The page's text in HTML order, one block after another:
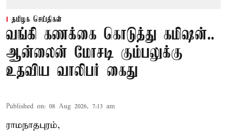
தமிழக செய்திகள்
வங்கி கணக்கை கொடுத்து கமிஷன்..
ஆன்லைன் மோசடி கும்பலுக்கு
உதவிய வாலிபர் கைது
Published on: 08 Aug 2026, 7:13 am
ராமநாதபுரம்,